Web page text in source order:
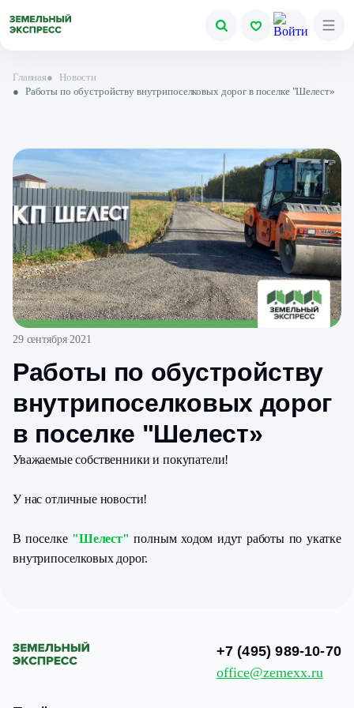
Главная●
Новости
● Работы по обустройству внутрипоселковых дорог в поселке "Шелест»
29 сентября 2021
Работы по обустройству
внутрипоселковых дорог
в поселке "Шелест»
Уважаемые собственники и покупатели!
У нас отличные новости!
В поселке "Шелест" полным ходом идут работы по укатке
внутрипоселковых дорог.
+7 (495) 989-10-70
office@zemexx.ru